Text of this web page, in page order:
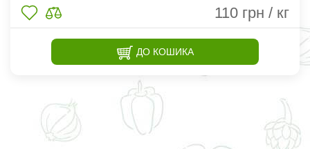
110 грн / кг
ДО КОШИКА